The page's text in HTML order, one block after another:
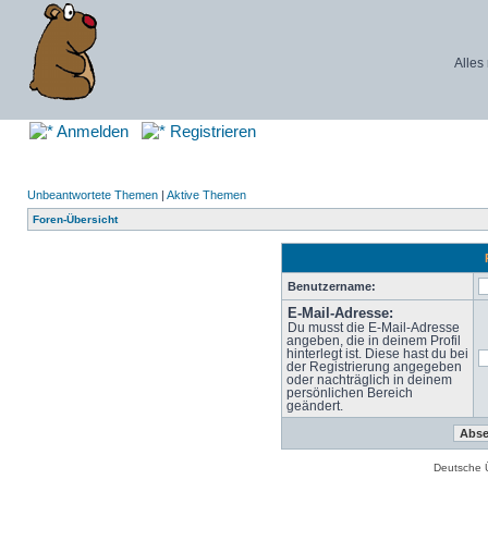
Alles
Anmelden Registrieren
Unbeantwortete Themen | Aktive Themen
Foren-Übersicht
Benutzername:
E-Mail-Adresse:
Du musst die E-Mail-Adresse
angeben, die in deinem Profil
hinterlegt ist. Diese hast du bei
der Registrierung angegeben
oder nachträglich in deinem
persönlichen Bereich
geändert.
Deutsche